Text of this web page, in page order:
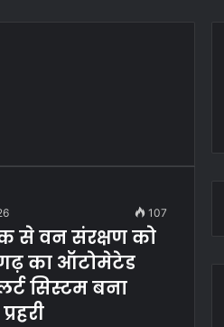
107
वन संरक्षण को
का ऑटोमेटेड
सिस्टम बना